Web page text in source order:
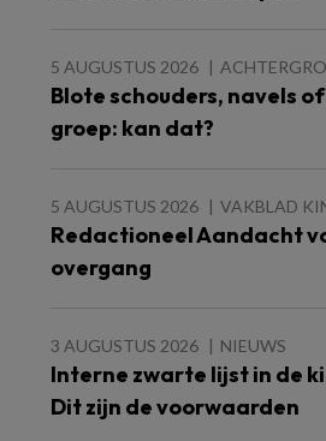
5 AUGUSTUS 2026
Blote schouders, navels
groep: kan dat?
5 AUGUSTUS 2026 VAKBLAD
Redactioneel Aandacht
overgang
3 AUGUSTUS 2026 NIEUWS
Interne zwarte lijst in de
Dit zijn de voorwaarden